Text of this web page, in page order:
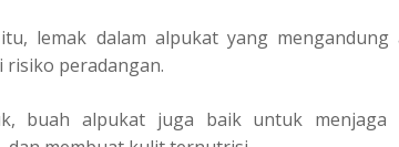
lemak dalam alpukat yang
risiko peradangan.
buah alpukat juga baik untuk menjaga